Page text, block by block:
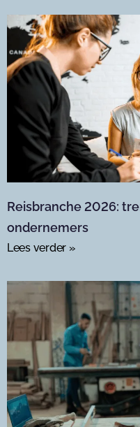
Reisbranche 2026:
ondernemers
Lees verder »